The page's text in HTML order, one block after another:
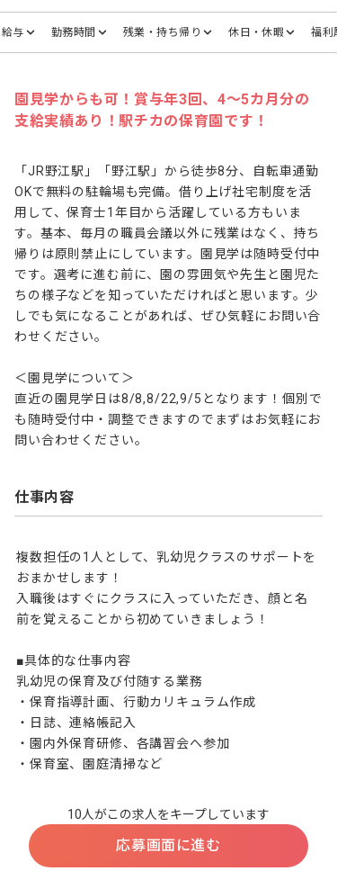
給与 勤務時間 残業・持ち帰り 休日・休暇 福利
園見学からも可！賞与年3回、4～5カ月分の
支給実績あり！駅チカの保育園です！
「JR野江駅」「野江駅」から徒歩8分、自転車通勤
OKで無料の駐輪場も完備。借り上げ社宅制度を活
用して、保育士1年目から活躍している方もいま
す。基本、毎月の職員会議以外に残業はなく、持ち
帰りは原則禁止にしています。園見学は随時受付中
です。選考に進む前に、園の雰囲気や先生と園児た
ちの様子などを知っていただければと思います。少
しでも気になることがあれば、ぜひ気軽にお問い合
わせください。
＜園見学について＞
直近の園見学日は8/8,8/22,9/5となります！個別で
も随時受付中・調整できますのでまずはお気軽にお
問い合わせください。
仕事内容
複数担任の1人として、乳幼児クラスのサポートを
おまかせします！
入職後はすぐにクラスに入っていただき、顔と名
前を覚えることから初めていきましょう！
■具体的な仕事内容
乳幼児の保育及び付随する業務
・保育指導計画、行動カリキュラム作成
・日誌、連絡帳記入
・園内外保育研修、各講習会へ参加
・保育室、園庭清掃など
10人がこの求人をキープしています
応募画面に進む